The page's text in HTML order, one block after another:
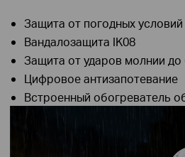
Защита от погодных условий
Вандалозащита IK08
Защита от ударов молнии до
Цифровое антизапотевание
Встроенный обогреватель